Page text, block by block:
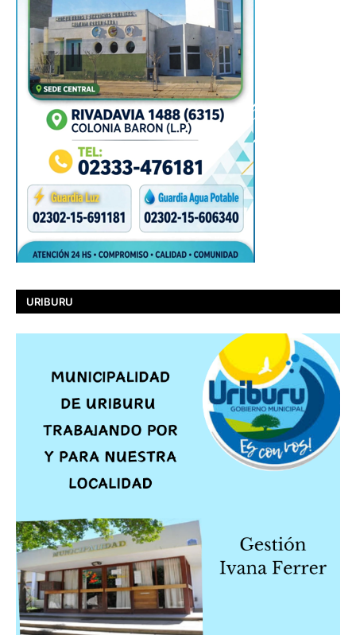
URIBURU